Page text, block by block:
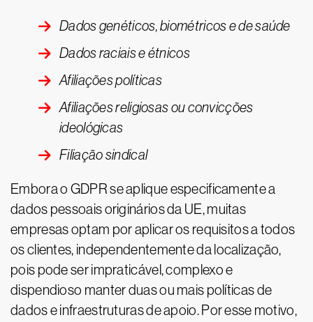
Dados genéticos, biométricos e de saúde
Dados raciais e étnicos
Afiliações políticas
Afiliações religiosas ou convicções
ideológicas
Filiação sindical
Embora o GDPR se aplique especificamente a
dados pessoais originários da UE, muitas
empresas optam por aplicar os requisitos a todos
os clientes, independentemente da localização,
pois pode ser impraticável, complexo e
dispendioso manter duas ou mais políticas de
dados e infraestruturas de apoio. Por esse motivo,